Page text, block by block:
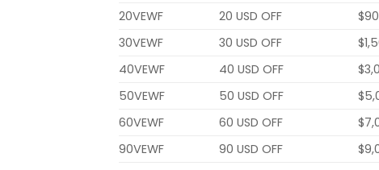
20VEWF
20 USD OFF
30VEWF
30 USD OFF
40VEWF
40 USD OFF
50VEWF
50 USD OFF
60VEWF
60 USD OFF
90VEWF
90 USD OFF